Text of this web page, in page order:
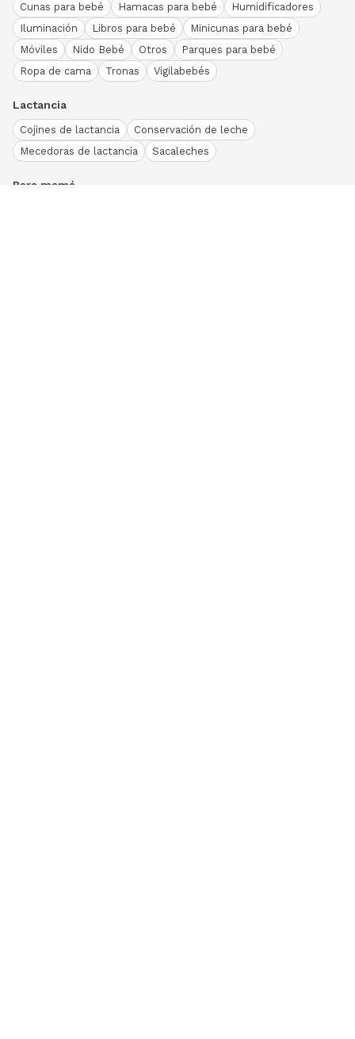
Cunas para bebé
Hamacas para bebé
Humidificadores
Iluminación
Libros para bebé
Minicunas para bebé
Móviles
Nido Bebé Otros
Parques para bebé
Ropa de cama
Tronas Vigilabebés
Lactancia
Cojines de lactancia
Conservación de leche
Mecedoras de lactancia
Sacaleches
Para mamá